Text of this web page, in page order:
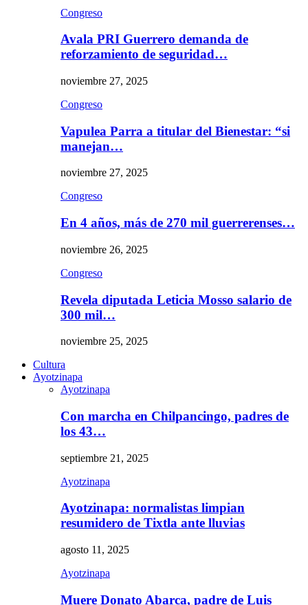
Congreso
Avala PRI Guerrero demanda de
reforzamiento de seguridad…
noviembre 27, 2025
Congreso
Vapulea Parra a titular del Bienestar: “si
manejan…
noviembre 27, 2025
Congreso
En 4 años, más de 270 mil guerrerenses…
noviembre 26, 2025
Congreso
Revela diputada Leticia Mosso salario de
300 mil…
noviembre 25, 2025
Cultura
Ayotzinapa
Ayotzinapa
Con marcha en Chilpancingo, padres de
los 43…
septiembre 21, 2025
Ayotzinapa
Ayotzinapa: normalistas limpian
resumidero de Tixtla ante lluvias
agosto 11, 2025
Ayotzinapa
Muere Donato Abarca, padre de Luis